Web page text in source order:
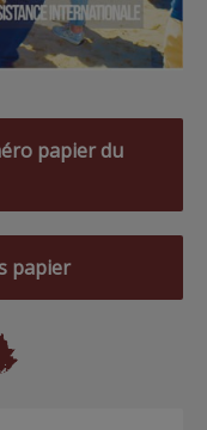
papier du
papier